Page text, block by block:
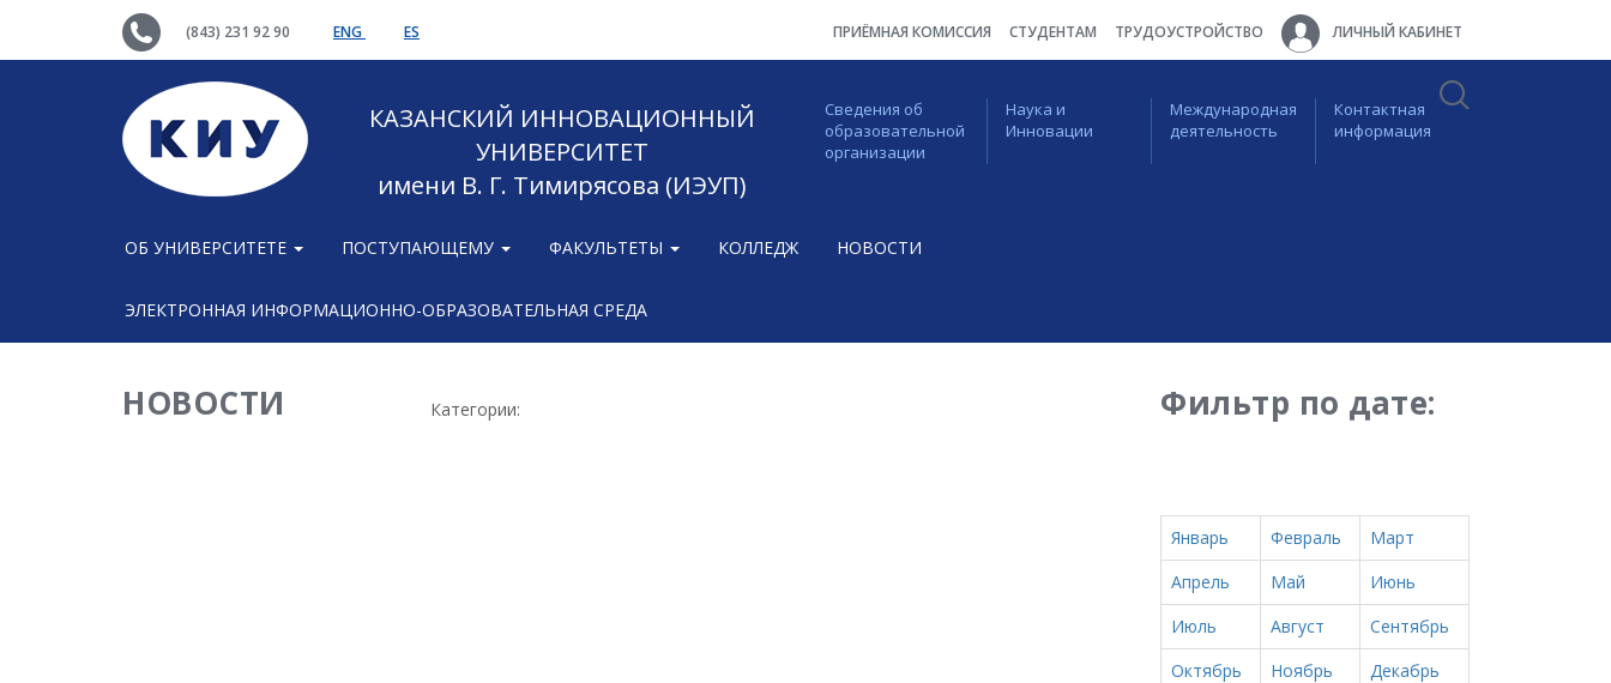
(843) 231 92 90 ENG ES ПРИЁМНАЯ КОМИССИЯ СТУДЕНТАМ ТРУДОУСТРОЙСТВО ЛИЧНЫЙ КАБИНЕТ
КАЗАНСКИЙ ИННОВАЦИОННЫЙ
УНИВЕРСИТЕТ
имени В. Г. Тимирясова (ИЭУП)
Сведения об
образовательной
организации
Наука и
Инновации
Международная
деятельность
Контактная
информация
ОБ УНИВЕРСИТЕТЕ ПОСТУПАЮЩЕМУ ФАКУЛЬТЕТЫ КОЛЛЕДЖ НОВОСТИ
ЭЛЕКТРОННАЯ ИНФОРМАЦИОННО-ОБРАЗОВАТЕЛЬНАЯ СРЕДА
НОВОСТИ Категории: Фильтр по дате:
Январь Февраль
Март
Апрель
Май
Июнь
Июль
Август
Сентябрь
Октябрь
Ноябрь Декабрь